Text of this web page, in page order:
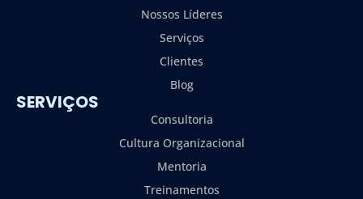
Nossos Líderes
Serviços
Clientes
Blog
SERVIÇOS
Consultoria
Cultura Organizacional
Mentoria
Treinamentos